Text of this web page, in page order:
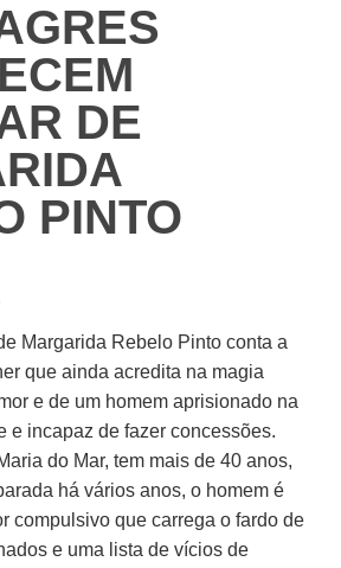
DE
PINTO
Margarida Rebelo Pinto conta a
que ainda acredita na magia
e de um homem aprisionado na
e incapaz de fazer concessões.
do Mar, tem mais de 40 anos,
há vários anos, o homem é
compulsivo que carrega o fardo de
e uma lista de vícios de